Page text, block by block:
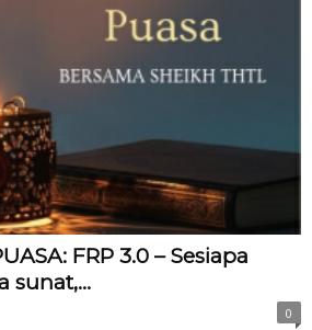
FRP 3.0 – Sesiapa
sunat,...
0